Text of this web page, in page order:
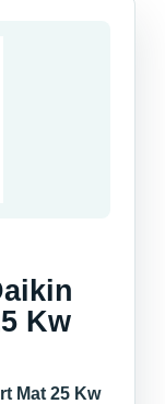
Kw
Mat 25 Kw